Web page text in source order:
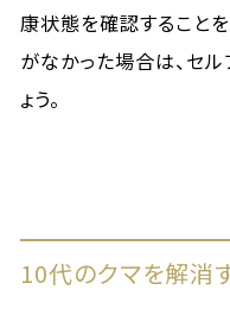
康状態を確認すること
がなかった場合は、セ
ょう。
10代のクマを解消